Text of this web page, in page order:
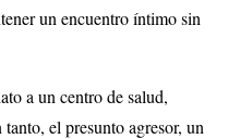
un encuentro íntimo sin
a un centro de salud,
el presunto agresor, un